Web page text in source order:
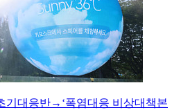
기대응반→‘폭염대응 비상대책본